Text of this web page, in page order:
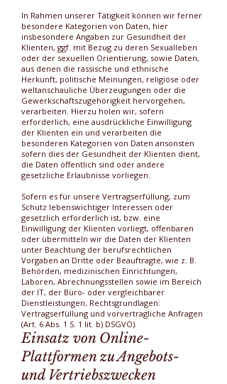
In Rahmen unserer Tätigkeit können wir ferner
besondere Kategorien von Daten, hier
insbesondere Angaben zur Gesundheit der
Klienten, ggf. mit Bezug zu deren Sexualleben
oder der sexuellen Orientierung, sowie Daten,
aus denen die rassische und ethnische
Herkunft, politische Meinungen, religiöse oder
weltanschauliche Überzeugungen oder die
Gewerkschaftszugehörigkeit hervorgehen,
verarbeiten. Hierzu holen wir, sofern
erforderlich, eine ausdrückliche Einwilligung
der Klienten ein und verarbeiten die
besonderen Kategorien von Daten ansonsten
sofern dies der Gesundheit der Klienten dient,
die Daten öffentlich sind oder andere
gesetzliche Erlaubnisse vorliegen.
Sofern es für unsere Vertragserfüllung, zum
Schutz lebenswichtiger Interessen oder
gesetzlich erforderlich ist, bzw. eine
Einwilligung der Klienten vorliegt, offenbaren
oder übermitteln wir die Daten der Klienten
unter Beachtung der berufsrechtlichen
Vorgaben an Dritte oder Beauftragte, wie z. B.
Behörden, medizinischen Einrichtungen,
Laboren, Abrechnungsstellen sowie im Bereich
der IT, der Büro- oder vergleichbarer
Dienstleistungen; Rechtsgrundlagen:
Vertragserfüllung und vorvertragliche Anfragen
(Art. 6 Abs. 1 S. 1 lit. b) DSGVO).
Einsatz von Online-
Plattformen zu Angebots-
und Vertriebszwecken